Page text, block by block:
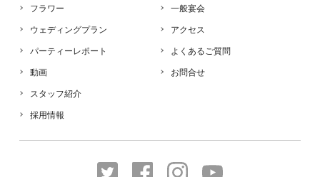
フラワー
ウェディングプラン
パーティーレポート
動画
スタッフ紹介
採用情報
一般宴会
アクセス
よくあるご質問
お問合せ